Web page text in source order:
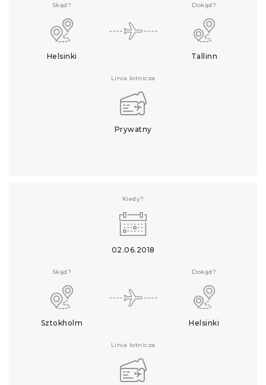
Skąd?
Helsinki
Dokąd?
Tallinn
Linia lotnicza
Prywatny
Kiedy?
02.06.2018
Skąd?
Sztokholm
Dokąd?
Helsinki
Linia lotnicza